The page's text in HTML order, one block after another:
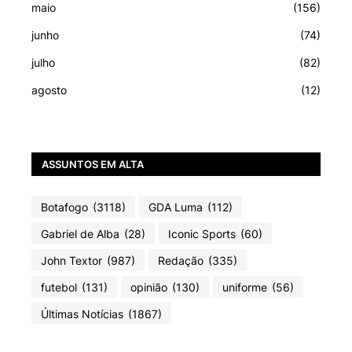
maio (156)
junho (74)
julho (82)
agosto (12)
ASSUNTOS EM ALTA
Botafogo (3118) GDA Luma (112)
Gabriel de Alba (28) Iconic Sports (60)
John Textor (987) Redação (335)
futebol (131) opinião (130) uniforme (56)
Últimas Notícias (1867)